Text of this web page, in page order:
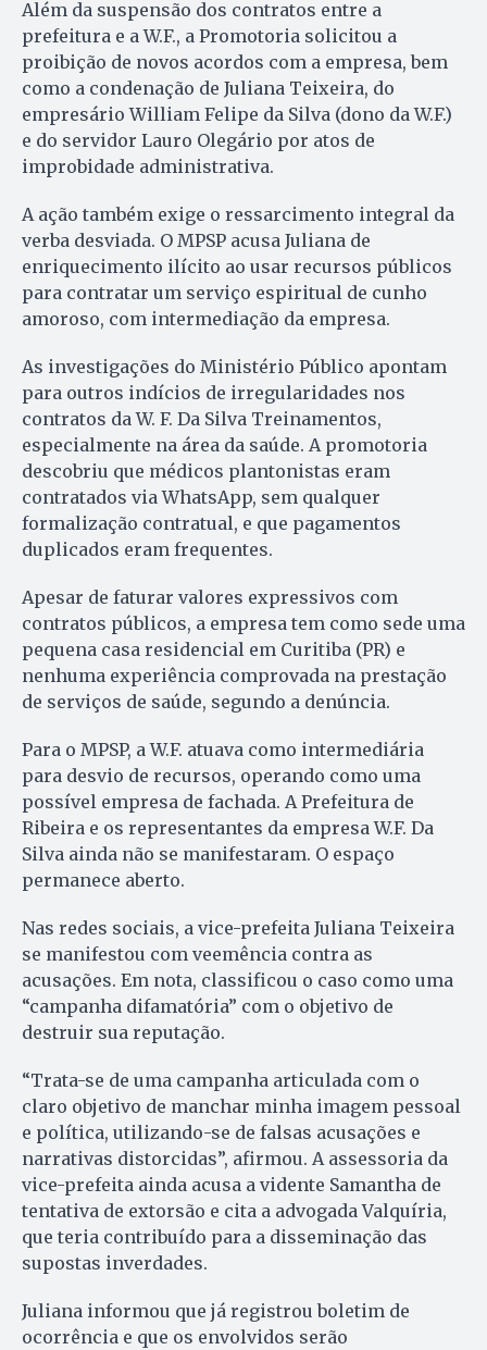
Além da suspensão dos contratos entre a
prefeitura e a W.F., a Promotoria solicitou a
proibição de novos acordos com a empresa, bem
como a condenação de Juliana Teixeira, do
empresário William Felipe da Silva (dono da W.F.)
e do servidor Lauro Olegário por atos de
improbidade administrativa.
A ação também exige o ressarcimento integral da
verba desviada. O MPSP acusa Juliana de
enriquecimento ilícito ao usar recursos públicos
para contratar um serviço espiritual de cunho
amoroso, com intermediação da empresa.
As investigações do Ministério Público apontam
para outros indícios de irregularidades nos
contratos da W. F. Da Silva Treinamentos,
especialmente na área da saúde. A promotoria
descobriu que médicos plantonistas eram
contratados via WhatsApp, sem qualquer
formalização contratual, e que pagamentos
duplicados eram frequentes.
Apesar de faturar valores expressivos com
contratos públicos, a empresa tem como sede uma
pequena casa residencial em Curitiba (PR) e
nenhuma experiência comprovada na prestação
de serviços de saúde, segundo a denúncia.
Para o MPSP, a W.F. atuava como intermediária
para desvio de recursos, operando como uma
possível empresa de fachada. A Prefeitura de
Ribeira e os representantes da empresa W.F. Da
Silva ainda não se manifestaram. O espaço
permanece aberto.
Nas redes sociais, a vice-prefeita Juliana Teixeira
se manifestou com veemência contra as
acusações. Em nota, classificou o caso como uma
“campanha difamatória” com o objetivo de
destruir sua reputação.
“Trata-se de uma campanha articulada com o
claro objetivo de manchar minha imagem pessoal
e política, utilizando-se de falsas acusações e
narrativas distorcidas”, afirmou. A assessoria da
vice-prefeita ainda acusa a vidente Samantha de
tentativa de extorsão e cita a advogada Valquíria,
que teria contribuído para a disseminação das
supostas inverdades.
Juliana informou que já registrou boletim de
ocorrência e que os envolvidos serão